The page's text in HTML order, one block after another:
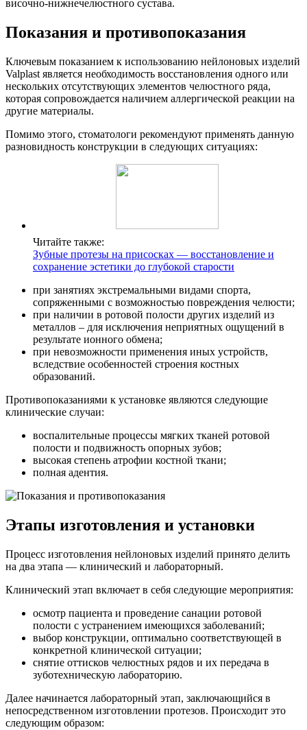
височно-нижнечелюстного сустава.
Показания и противопоказания
Ключевым показанием к использованию нейлоновых изделий
Valplast является необходимость восстановления одного или
нескольких отсутствующих элементов челюстного ряда,
которая сопровождается наличием аллергической реакции на
другие материалы.
Помимо этого, стоматологи рекомендуют применять данную
разновидность конструкции в следующих ситуациях:
Читайте также:
Зубные протезы на присосках — восстановление и
сохранение эстетики до глубокой старости
при занятиях экстремальными видами спорта,
сопряженными с возможностью повреждения челюсти;
при наличии в ротовой полости других изделий из
металлов – для исключения неприятных ощущений в
результате ионного обмена;
при невозможности применения иных устройств,
вследствие особенностей строения костных
образований.
Противопоказаниями к установке являются следующие
клинические случаи:
воспалительные процессы мягких тканей ротовой
полости и подвижность опорных зубов;
высокая степень атрофии костной ткани;
полная адентия.
Этапы изготовления и установки
Процесс изготовления нейлоновых изделий принято делить
на два этапа — клинический и лабораторный.
Клинический этап включает в себя следующие мероприятия:
осмотр пациента и проведение санации ротовой
полости с устранением имеющихся заболеваний;
выбор конструкции, оптимально соответствующей в
конкретной клинической ситуации;
снятие оттисков челюстных рядов и их передача в
зуботехническую лабораторию.
Далее начинается лабораторный этап, заключающийся в
непосредственном изготовлении протезов. Происходит это
следующим образом: